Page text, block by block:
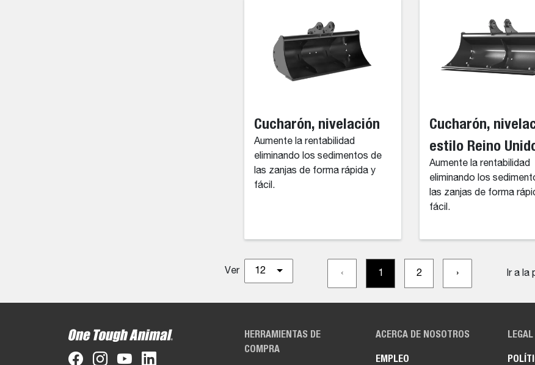
Cucharón, nivelación
Aumente la rentabilidad
eliminando los sedimentos de
las zanjas de forma rápida y
fácil.
Cucharón,
estilo Reino
Aumente la rentabilidad
eliminando los
las zanjas de forma
fácil.
Ver 12 ‹ 1 2 › Ir a la
HERRAMIENTAS DE
COMPRA
ACERCA DE NOSOTROS
EMPLEO
LEGAL